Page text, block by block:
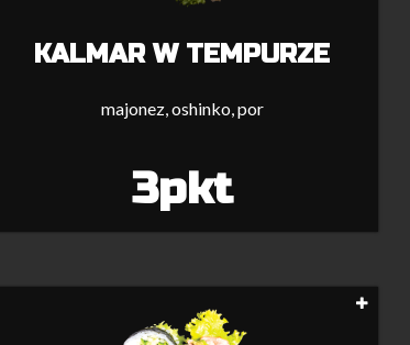
KALMAR W TEMPURZE
majonez, oshinko, por
3pkt